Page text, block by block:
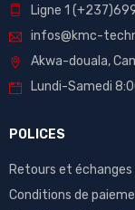
Ligne 1
infos@kmc-
Akwa-douala,
Lundi-Samedi
POLICES
Retours et échanges
Conditions de